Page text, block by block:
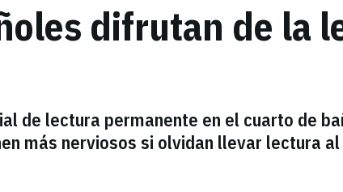
difrutan de la
de lectura permanente en el cuarto de
más nerviosos si olvidan llevar lectura al